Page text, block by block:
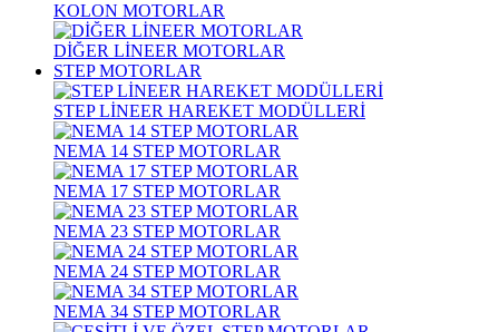
KOLON MOTORLAR
DİĞER LİNEER MOTORLAR
STEP MOTORLAR
STEP LİNEER HAREKET MODÜLLERİ
NEMA 14 STEP MOTORLAR
NEMA 17 STEP MOTORLAR
NEMA 23 STEP MOTORLAR
NEMA 24 STEP MOTORLAR
NEMA 34 STEP MOTORLAR